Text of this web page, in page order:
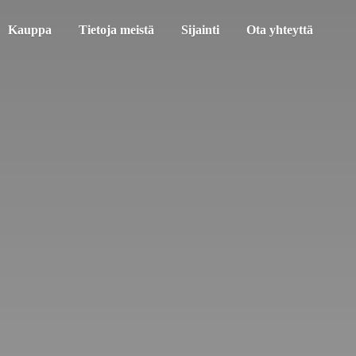
Kauppa Tietoja meistä Sijainti Ota yhteyttä